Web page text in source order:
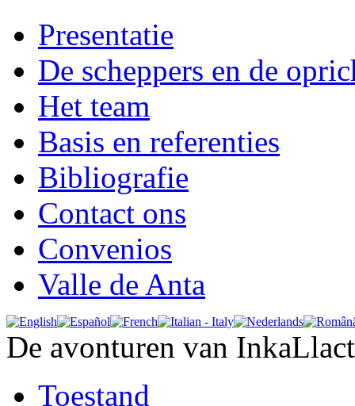
Presentatie
De scheppers en de
Het team
Basis en referenties
Bibliografie
Contact ons
Convenios
Valle de Anta
De avonturen van
Toestand